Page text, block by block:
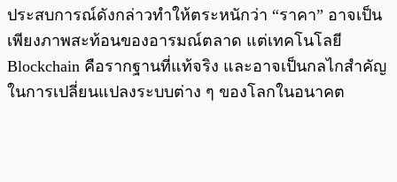
ประสบการณ์ดังกล่าวทำให้ตระหนักว่า “ราคา” อาจเป็น
เพียงภาพสะท้อนของอารมณ์ตลาด แต่เทคโนโลยี
Blockchain คือรากฐานที่แท้จริง และอาจเป็นกลไกสำคัญ
ในการเปลี่ยนแปลงระบบต่าง ๆ ของโลกในอนาคต